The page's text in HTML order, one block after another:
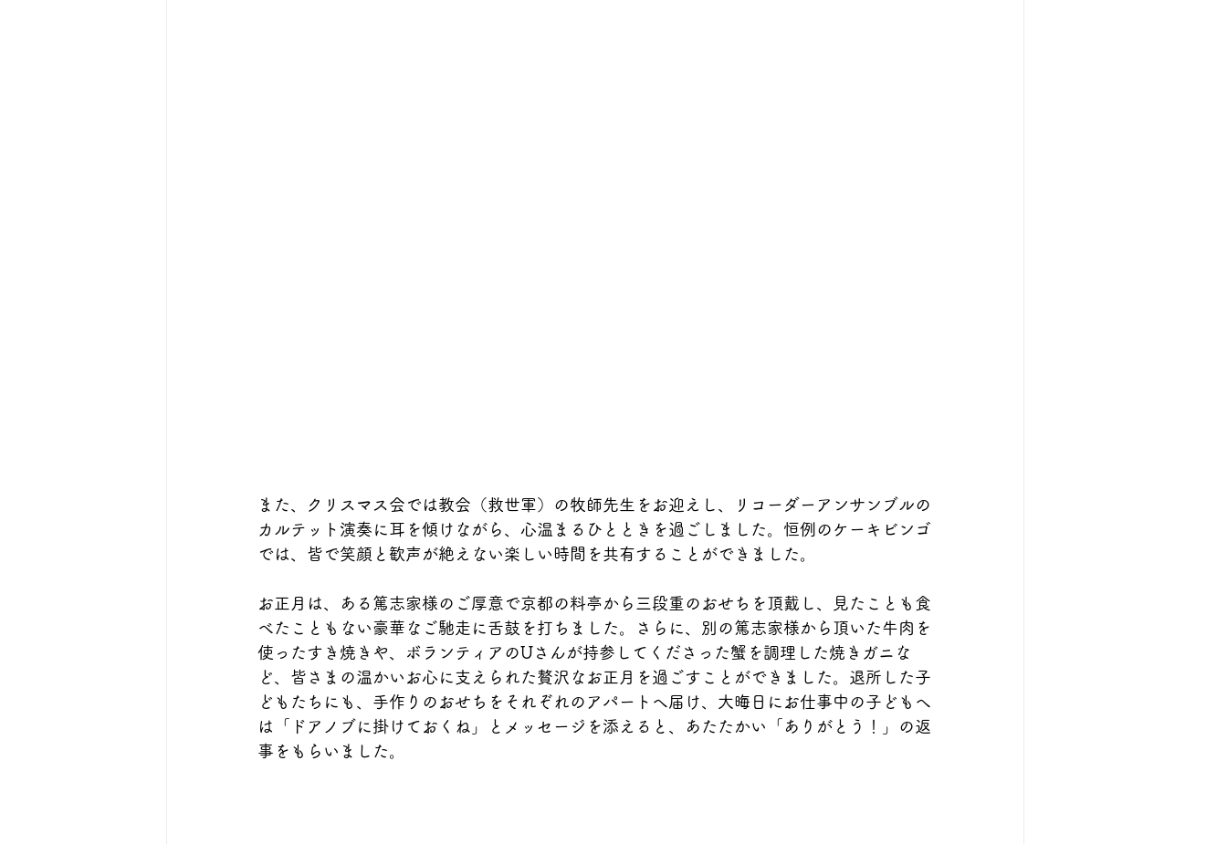
また、クリスマス会では教会（救世軍）の牧師先生をお迎えし、リコーダーアンサンブルの
カルテット演奏に耳を傾けながら、心温まるひとときを過ごしました。恒例のケーキビンゴ
では、皆で笑顔と歓声が絶えない楽しい時間を共有することができました。
お正月は、ある篤志家様のご厚意で京都の料亭から三段重のおせちを頂戴し、見たことも食
べたこともない豪華なご馳走に舌鼓を打ちました。さらに、別の篤志家様から頂いた牛肉を
使ったすき焼きや、ボランティアのUさんが持参してくださった蟹を調理した焼きガニな
ど、皆さまの温かいお心に支えられた贅沢なお正月を過ごすことができました。退所した子
どもたちにも、手作りのおせちをそれぞれのアパートへ届け、大晦日にお仕事中の子どもへ
は「ドアノブに掛けておくね」とメッセージを添えると、あたたかい「ありがとう！」の返
事をもらいました。